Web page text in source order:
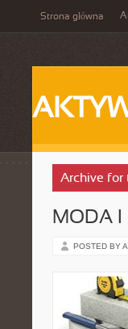
Strona główna
Archive for
MODA I
POSTED BY